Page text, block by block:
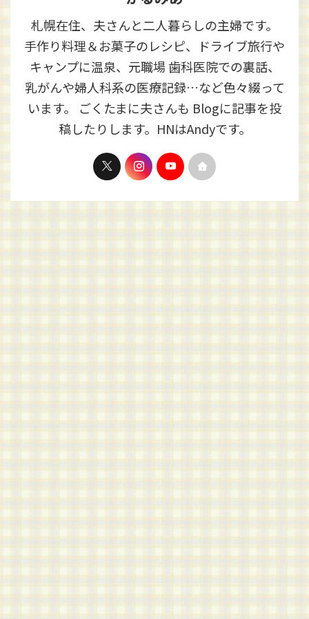
札幌在住、夫さんと二人暮らしの主婦です。
手作り料理＆お菓子のレシピ、ドライブ旅行や
キャンプに温泉、元職場 歯科医院での裏話、
乳がんや婦人科系の医療記録…など色々綴って
います。 ごくたまに夫さんも Blogに記事を投
稿したりします。HNはAndyです。